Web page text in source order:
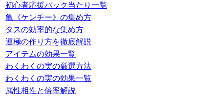
初心者応援パック当たり一覧
亀《ケンチー》の集め方
タスの効率的な集め方
運極の作り方を徹底解説
アイテムの効果一覧
わくわくの実の厳選方法
わくわくの実の効果一覧
属性相性と倍率解説